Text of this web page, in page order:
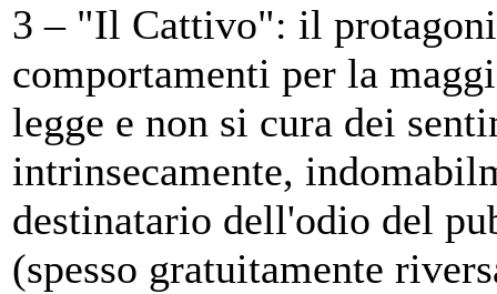
3 – "Il Cattivo": il
comportamenti per la
legge e non si cura dei
intrinsecamente,
destinatario dell'odio del
(spesso gratuitamente